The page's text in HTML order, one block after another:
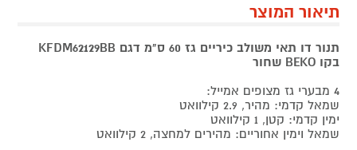
תיאור המוצר
תנור דו תאי משולב כיריים גז 60 ס"מ דגם KFDM62129BB
בקו BEKO שחור
4 מבערי גז מצופים אמייל:
שמאל קדמי: מהיר, 2.9 קילוואט
ימין קדמי: קטן, 1 קילוואט
שמאל וימין אחוריים: מהירים למחצה, 2 קילוואט